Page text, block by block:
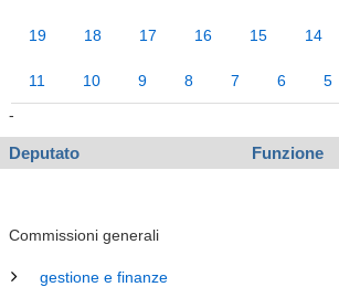
19 18 17 16 15 14
11 10 9 8 7 6 5
-
Deputato Funzione
Commissioni generali
gestione e finanze